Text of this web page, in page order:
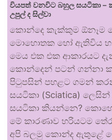
වියපත් වනවිට බහුල සයටිකා –
උපුල් ද සිල්වා
කොන්දෙ කැක්කුම ඕනෑම
මොහොතක හෝ ඇතිවිය
මෙය එක එක ආකාරයට
කොන්දෙන් පටන් ගන්නා
පිටුපසින් පහළට ගමන්
සයටිකා (Sciatica)
සයටිකා කියන්නෙ?
මේ කාරණාව හරියටම
අපි බලමු කොන්ද ඇතුළේ